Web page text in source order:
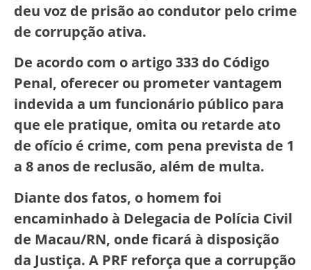
deu voz de prisão ao condutor pelo crime
de corrupção ativa.
De acordo com o artigo 333 do Código
Penal, oferecer ou prometer vantagem
indevida a um funcionário público para
que ele pratique, omita ou retarde ato
de ofício é crime, com pena prevista de 1
a 8 anos de reclusão, além de multa.
Diante dos fatos, o homem foi
encaminhado à Delegacia de Polícia Civil
de Macau/RN, onde ficará à disposição
da Justiça. A PRF reforça que a corrupção